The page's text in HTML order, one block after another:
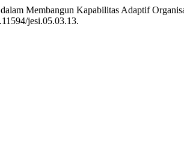
Membangun Kapabilitas Adaptif
jesi.05.03.13.